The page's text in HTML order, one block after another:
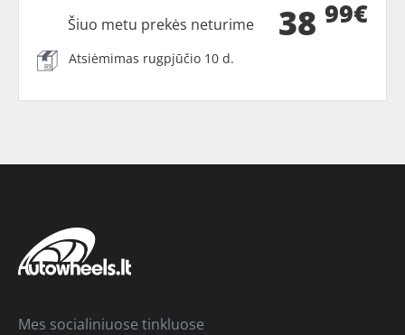
38 99€
Šiuo metu prekės neturime
Atsiėmimas rugpjūčio 10 d.
Mes socialiniuose tinkluose